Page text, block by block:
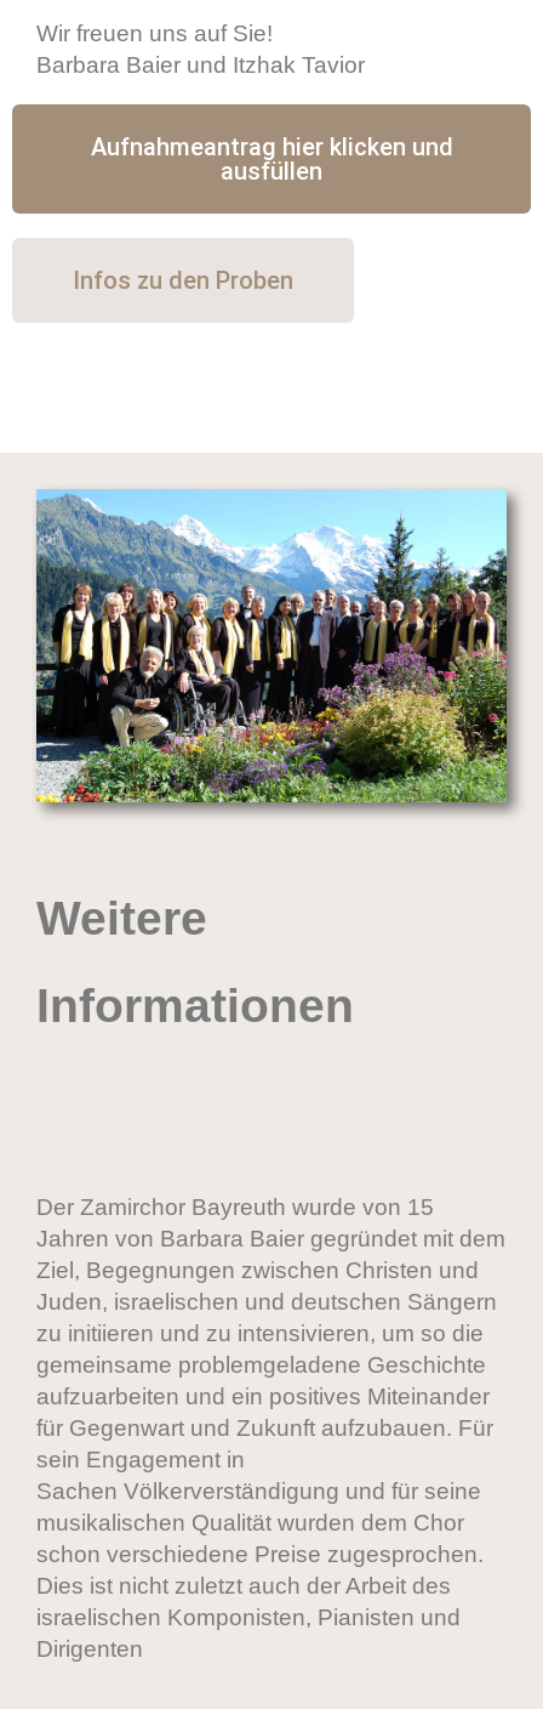
Wir freuen uns auf Sie!
Barbara Baier und Itzhak Tavior
Aufnahmeantrag hier klicken und
ausfüllen
Infos zu den Proben
Weitere
Informationen
Der Zamirchor Bayreuth wurde von 15
Jahren von Barbara Baier gegründet mit dem
Ziel, Begegnungen zwischen Christen und
Juden, israelischen und deutschen Sängern
zu initiieren und zu intensivieren, um so die
gemeinsame problemgeladene Geschichte
aufzuarbeiten und ein positives Miteinander
für Gegenwart und Zukunft aufzubauen. Für
sein Engagement in
Sachen Völkerverständigung und für seine
musikalischen Qualität wurden dem Chor
schon verschiedene Preise zugesprochen.
Dies ist nicht zuletzt auch der Arbeit des
israelischen Komponisten, Pianisten und
Dirigenten